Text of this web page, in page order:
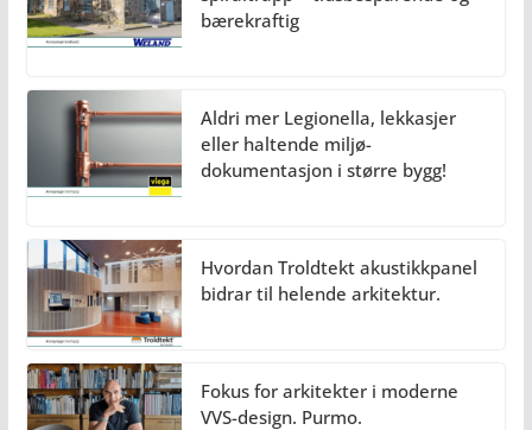
bærekraftig
Aldri mer Legionella, lekkasjer
eller haltende miljø-
dokumentasjon i større bygg!
Hvordan Troldtekt akustikkpanel
bidrar til helende arkitektur.
Fokus for arkitekter i moderne
VVS-design. Purmo.